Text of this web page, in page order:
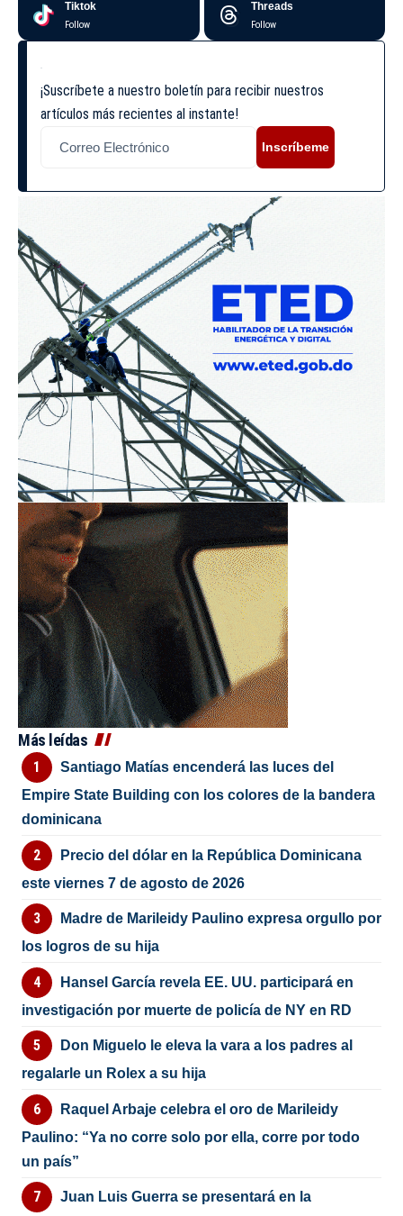
Tiktok
Follow
Threads
Follow
¡Suscríbete a nuestro boletín para recibir nuestros
artículos más recientes al instante!
Inscríbeme
Más leídas
Santiago Matías encenderá las luces del
Empire State Building con los colores de la bandera
dominicana
Precio del dólar en la República Dominicana
este viernes 7 de agosto de 2026
Madre de Marileidy Paulino expresa orgullo por
los logros de su hija
Hansel García revela EE. UU. participará en
investigación por muerte de policía de NY en RD
Don Miguelo le eleva la vara a los padres al
regalarle un Rolex a su hija
Raquel Arbaje celebra el oro de Marileidy
Paulino: “Ya no corre solo por ella, corre por todo
un país”
Juan Luis Guerra se presentará en la